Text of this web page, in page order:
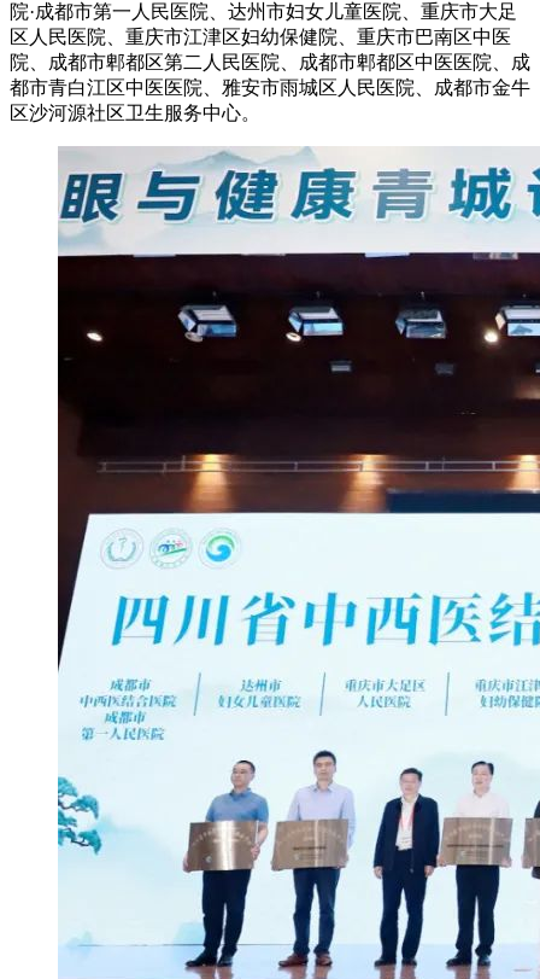
院·成都市第一人民医院、达州市妇女儿童医院、重庆市大足
区人民医院、重庆市江津区妇幼保健院、重庆市巴南区中医
院、成都市郫都区第二人民医院、成都市郫都区中医医院、成
都市青白江区中医医院、雅安市雨城区人民医院、成都市金牛
区沙河源社区卫生服务中心。